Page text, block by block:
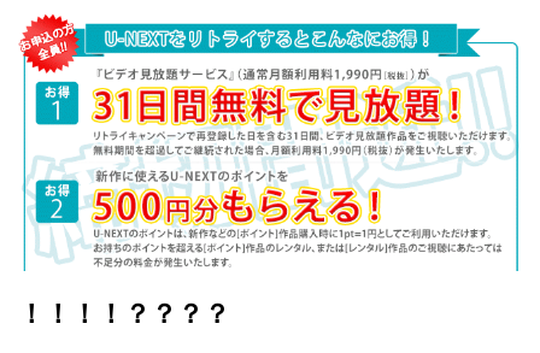
！！！！？？？？